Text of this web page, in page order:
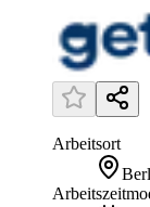
Arbeitsort